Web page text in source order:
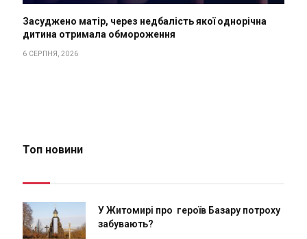
Засуджено матір, через недбалість якої однорічна
дитина отримала обмороження
6 СЕРПНЯ, 2026
Топ новини
У Житомирі про героїв Базару потроху
забувають?